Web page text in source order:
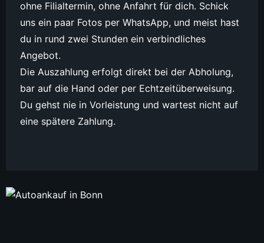
ohne Filialtermin, ohne Anfahrt für dich. Schick
uns ein paar Fotos per WhatsApp, und meist hast
du in rund zwei Stunden ein verbindliches
Angebot.
Die Auszahlung erfolgt direkt bei der Abholung,
bar auf die Hand oder per Echtzeitüberweisung.
Du gehst nie in Vorleistung und wartest nicht auf
eine spätere Zahlung.